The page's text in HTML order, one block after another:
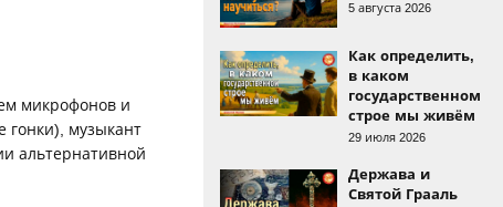
микрофонов и
гонки), музыкант
альтернативной
5 августа 2026
Как определить,
в каком
государственном
строе мы живём
29 июля 2026
Держава и
Святой Грааль